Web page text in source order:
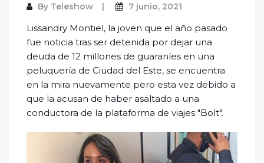
By Teleshow 7 junio, 2021
Lissandry Montiel, la joven que el año pasado
fue noticia tras ser detenida por dejar una
deuda de 12 millones de guaraníes en una
peluquería de Ciudad del Este, se encuentra
en la mira nuevamente pero esta vez debido a
que la acusan de haber asaltado a una
conductora de la plataforma de viajes "Bolt".